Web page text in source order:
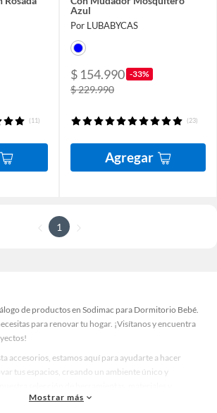
(11)
Azul
Por LUBABYCAS
$ 154.990 -33%
$ 229.990
(23)
Agregar
1
de productos en Sodimac para Dormitorio Bebé.
para renovar tu hogar. ¡Visítanos y encuentra
accesorios, estamos aquí para ayudarte a hacer
tus espacios, creando un ambiente único y
te ayudarán a crear un espacio más tú.
Mostrar más